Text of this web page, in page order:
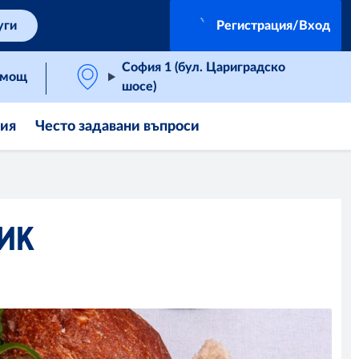
Регистрация/Вход
София 1 (бул. Цариградско
шосе)
Често задавани въпроси